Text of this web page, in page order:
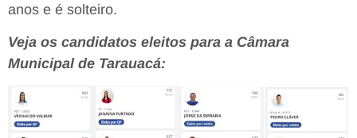
anos e é solteiro.
Veja os candidatos eleitos para a Câmara
Municipal de Tarauacá: